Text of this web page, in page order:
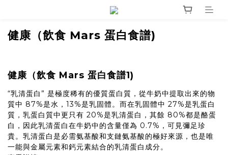
健康（飲食 Mars 蛋白食譜)
健康（飲食 Mars 蛋白食譜1)
“乳清蛋白” 是極度稀有的優質蛋白質，從牛奶中提取出來的物
質中 87%是水，13%是乳固體。而在乳固體中 27%是乳蛋白
質，乳蛋白質中更只有 20%是乳清蛋白，其餘 80%都是酪蛋
白，因此乳清蛋白在牛奶中的含量僅為 0.7%，可見彌足珍
貴。乳清蛋白是必需氨基酸和支鏈氨基酸的極好來源，也是唯
一能與金屬元素和鈣元素結合的乳清蛋白成分。